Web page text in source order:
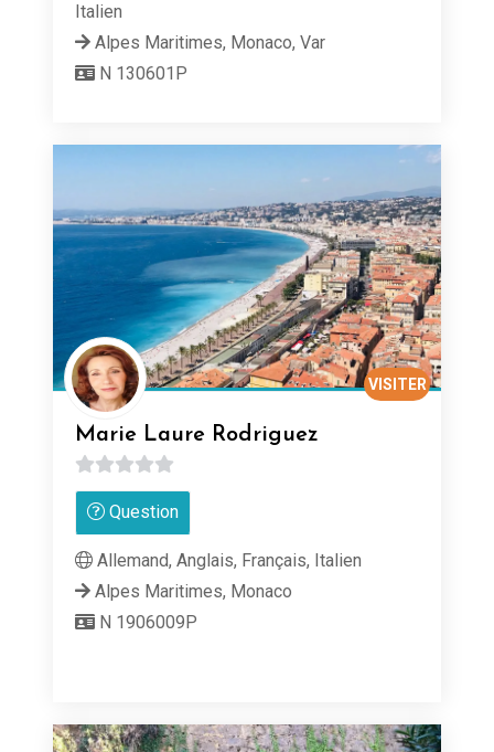
Italien
Alpes Maritimes, Monaco, Var
N 130601P
Marie Laure Rodriguez
0
sur Question
VISITER
Allemand, Anglais, Français, Italien
Alpes Maritimes, Monaco
N 1906009P